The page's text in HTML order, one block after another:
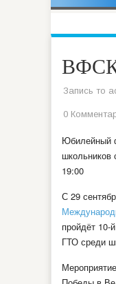
Запись то
0
Юбилейный
школьников
19:00
С 29
пройдёт 10-
ГТО среди